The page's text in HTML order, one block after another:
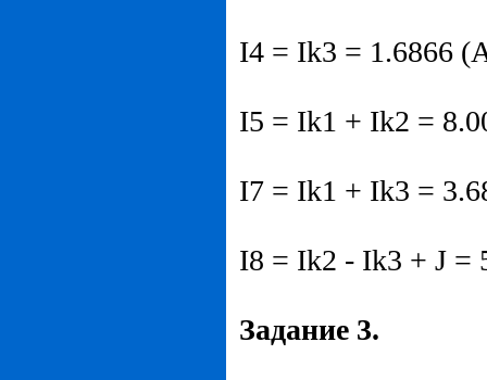
I4 = Ik3 = 1.6866
I5 = Ik1 + Ik2 =
I7 = Ik1 + Ik3 =
I8 = Ik2 - Ik3 + J =
Задание 3.